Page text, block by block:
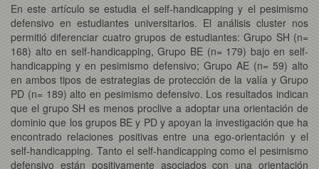
En este artículo se estudia el self-handicapping y el pesimismo
defensivo en estudiantes universitarios. El análisis cluster nos
permitió diferenciar cuatro grupos de estudiantes: Grupo SH (n=
168) alto en self-handicapping, Grupo BE (n= 179) bajo en self-
handicapping y en pesimismo defensivo; Grupo AE (n= 59) alto
en ambos tipos de estrategias de protección de la valía y Grupo
PD (n= 189) alto en pesimismo defensivo. Los resultados indican
que el grupo SH es menos proclive a adoptar una orientación de
dominio que los grupos BE y PD y apoyan la investigación que ha
encontrado relaciones positivas entre una ego-orientación y el
self-handicapping. Tanto el self-handicapping como el pesimismo
defensivo están positivamente asociados con una orientación